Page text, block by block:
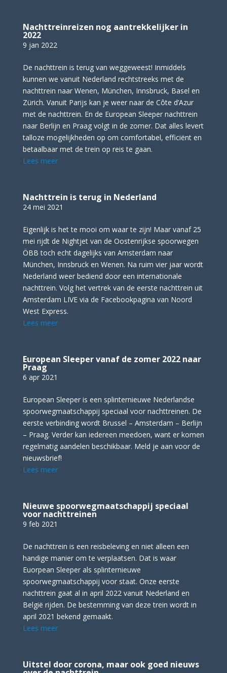
Nachttreinreizen nog aantrekkelijker in
2022
9 jan 2022
De nachttrein is terug van weggeweest! Inmiddels
kunnen we vanuit Nederland rechtstreeks met de
nachttrein naar Wenen, München, Innsbruck, Basel en
Zürich. Vanuit Parijs kan je weer naar de Côte d’Azur
met de nachttrein. En de European Sleeper nachttrein
naar Berlijn en Praag volgt in de zomer. Dat alles levert
talloze mogelijkheden op om comfortabel, efficiënt en
betaalbaar met de trein op reis te gaan.
Lees meer
Nachttrein is terug in Nederland
24 mei 2021
Eigenlijk is het te mooi om waar te zijn! Maar vanaf 25
mei rijdt de Nightjet van de Oostenrijkse spoorwegen
ÖBB toch echt dagelijks van Amsterdam naar
München, Innsbruck en Wenen. Na ruim vier jaar wordt
Nederland weer bediend door een internationale
nachttrein. Volg het vertrek van de eerste nachttrein uit
Amsterdam LIVE via de Facebookpagina van Noord
West Express.
Lees meer
European Sleeper vanaf de zomer 2022 naar
Praag
6 apr 2021
European Sleeper is een splinternieuwe Nederlandse
spoorwegmaatschappij speciaal voor nachttreinen. De
eerste verbinding wordt Brussel – Amsterdam – Berlijn
– Praag. Verder kan iedereen meedoen, want er komen
regelmatig aandelen beschikbaar. Meld je aan voor de
nieuwsbrief!
Lees meer
Nieuwe spoorwegmaatschappij speciaal
voor nachttreinen
9 feb 2021
De nachttrein is een reisbeleving en niet alleen een
handige manier om te verplaatsen. Dat is waar
Euorpean Sleeper als splinternieuwe
spoorwegmaatschappij voor staat. Onze eerste
nachttrein gaat al in april 2022 vanuit Nederland en
België rijden. De bestemming van deze trein wordt in
april 2021 bekend gemaakt.
Lees meer
Uitstel door corona, maar ook goed nieuws